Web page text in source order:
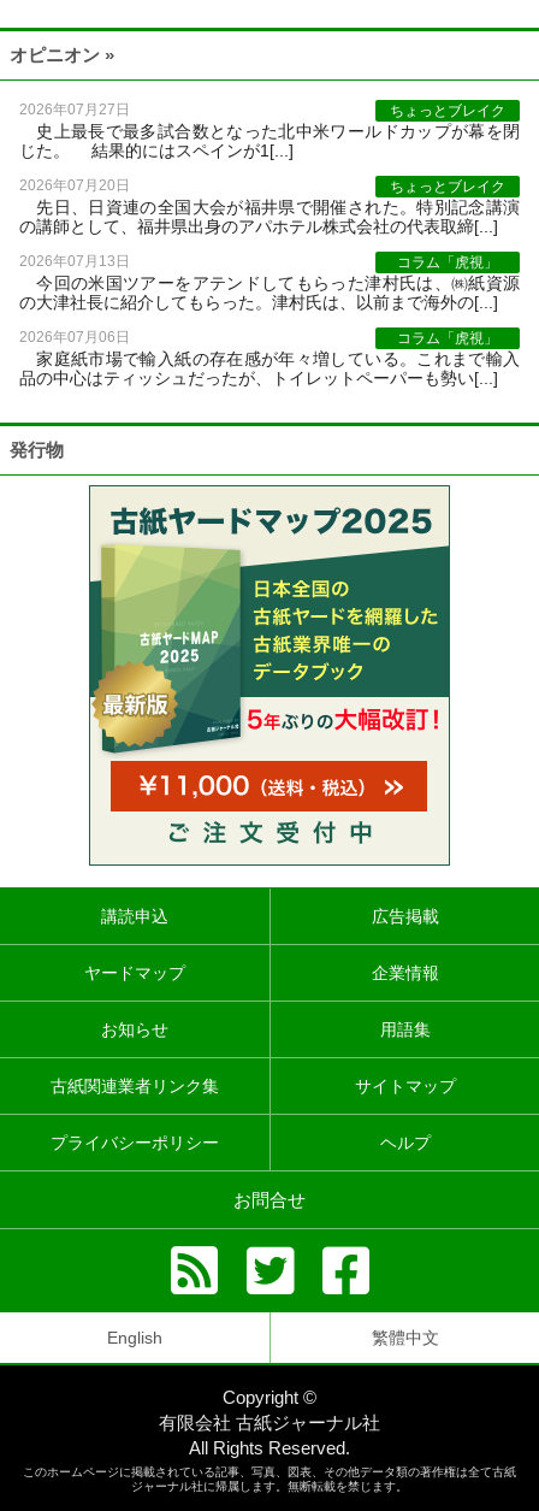
オピニオン »
2026年07月27日 ちょっとブレイク
史上最長で最多試合数となった北中米ワールドカップが幕を閉
じた。 結果的にはスペインが1[...]
2026年07月20日 ちょっとブレイク
先日、日資連の全国大会が福井県で開催された。特別記念講演
の講師として、福井県出身のアパホテル株式会社の代表取締[...]
2026年07月13日 コラム「虎視」
今回の米国ツアーをアテンドしてもらった津村氏は、㈱紙資源
の大津社長に紹介してもらった。津村氏は、以前まで海外の[...]
2026年07月06日 コラム「虎視」
家庭紙市場で輸入紙の存在感が年々増している。これまで輸入
品の中心はティッシュだったが、トイレットペーパーも勢い[...]
発行物
講読申込 広告掲載
ヤードマップ 企業情報
お知らせ 用語集
古紙関連業者リンク集 サイトマップ
プライバシーポリシー ヘルプ
お問合せ
English 繁體中文
Copyright ©
有限会社 古紙ジャーナル社
All Rights Reserved.
このホームページに掲載されている記事、写真、図表、その他データ類の著作権は全て古紙
ジャーナル社に帰属します。無断転載を禁じます。